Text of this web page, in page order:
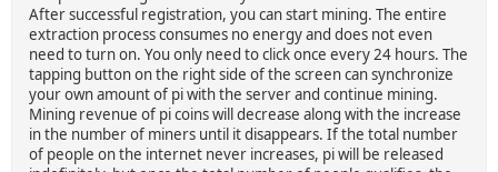
After successful registration, you can start mining. The entire
extraction process consumes no energy and does not even
need to turn on. You only need to click once every 24 hours. The
tapping button on the right side of the screen can synchronize
your own amount of pi with the server and continue mining.
Mining revenue of pi coins will decrease along with the increase
in the number of miners until it disappears. If the total number
of people on the internet never increases, pi will be released